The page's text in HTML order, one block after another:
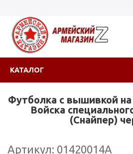
КАТАЛОГ
Футболка с вышивкой на
Войска
(Снайпер)
Артикул: 01420014А